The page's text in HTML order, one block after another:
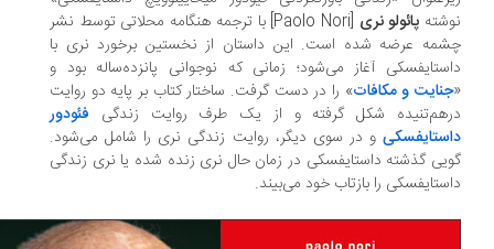
پائولو نری
[Paolo Nori] با ترجمه هنگامه محلاتی توسط نشر
عرضه شده است. این داستان از نخستین برخورد نری با
آغاز می‌شود؛ زمانی که نوجوانی پانزده‌ساله بود و
و مکافات» را در دست گرفت. ساختار کتاب بر پایه دو روایت
شکل گرفته و از یک طرف روایت زندگیفئودور
و در سوی دیگر، روایت زندگی نری را شامل می‌شود.
گذشته داستایفسکی در زمان حال نری زنده شده یا نری زندگی
را بازتاب خود می‌بیند.